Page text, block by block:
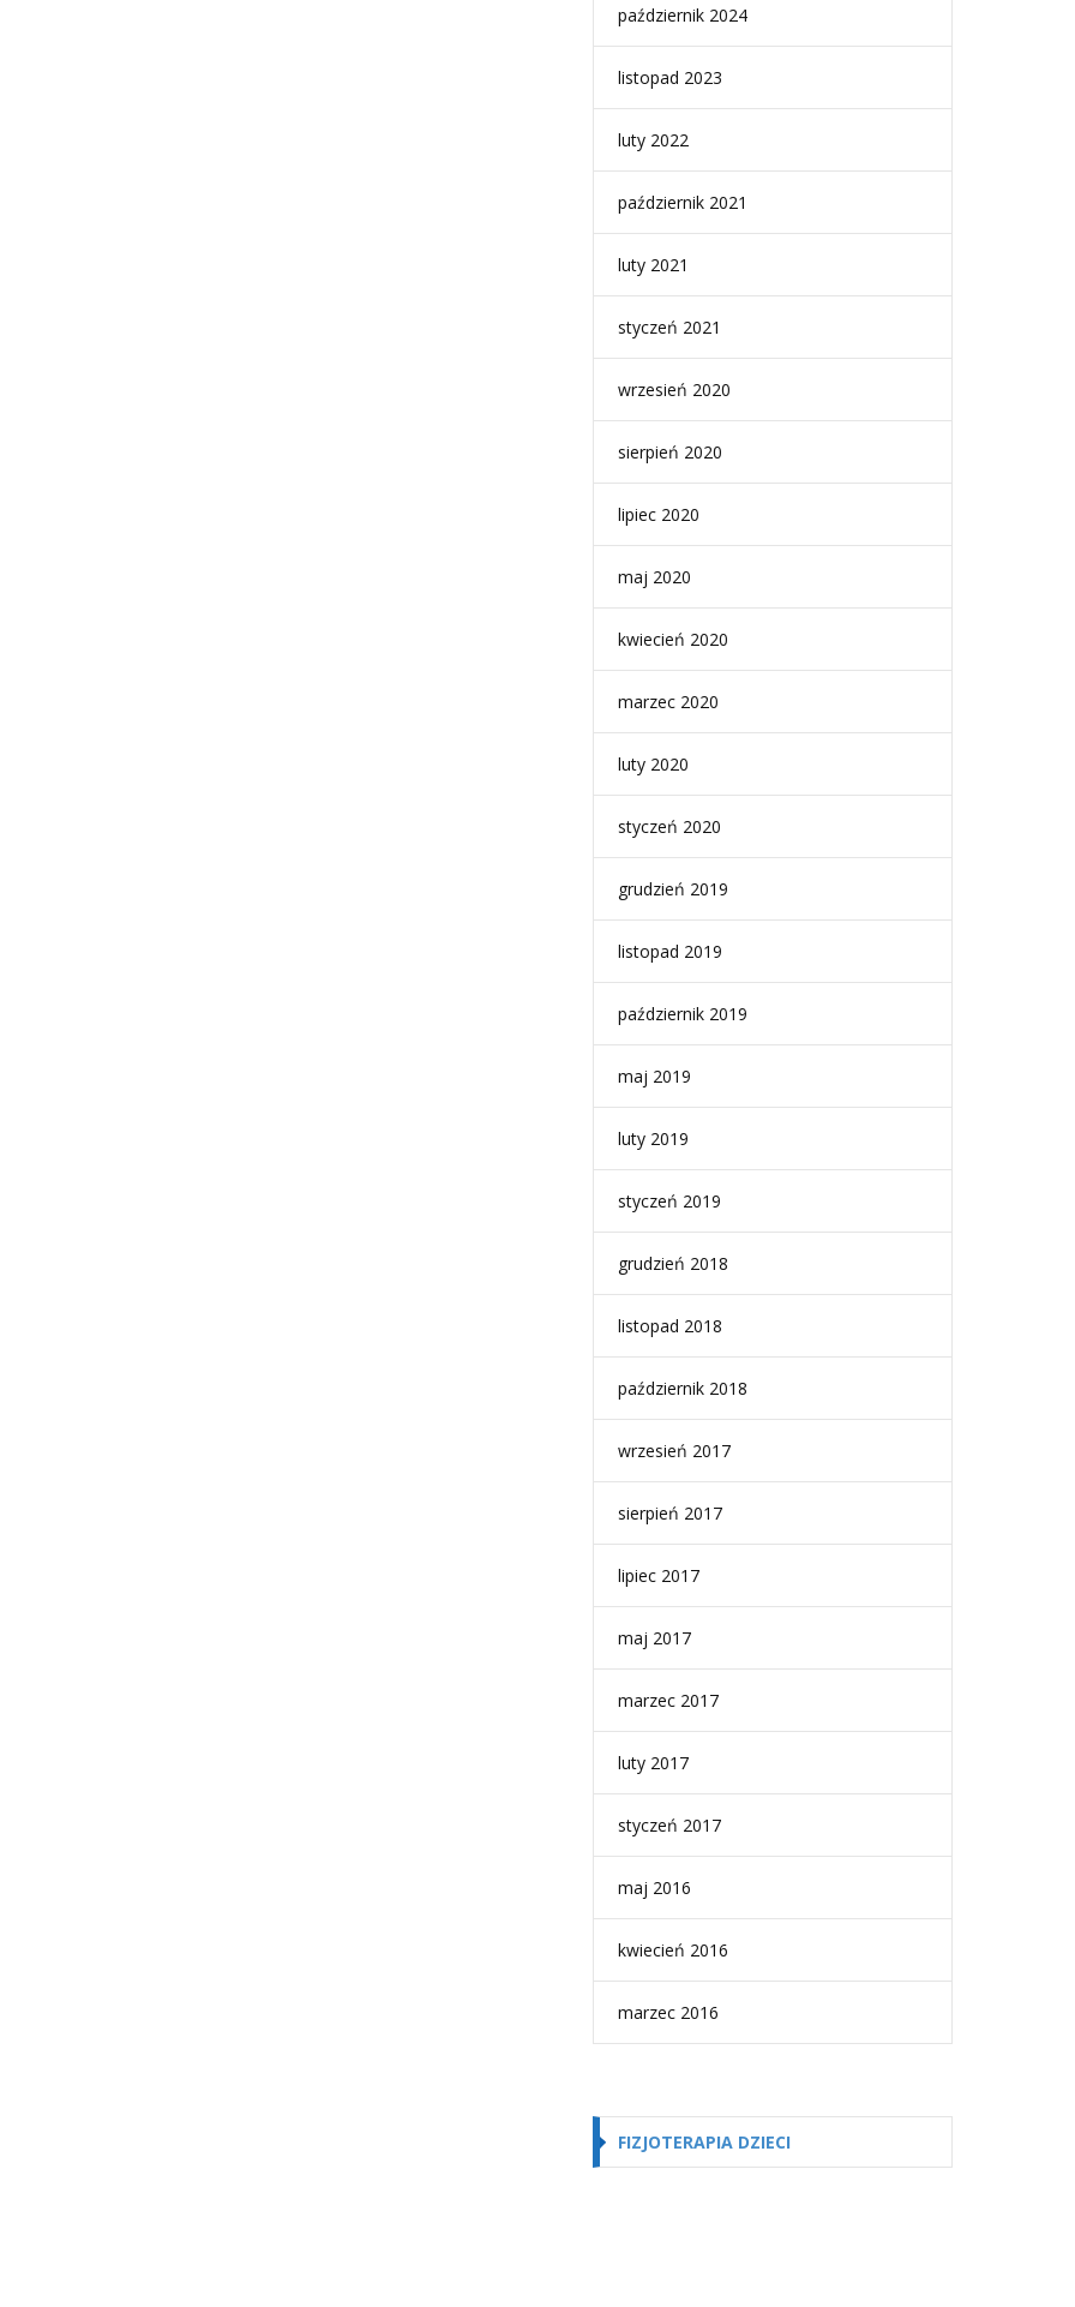
październik 2024
listopad 2023
luty 2022
październik 2021
luty 2021
styczeń 2021
wrzesień 2020
sierpień 2020
lipiec 2020
maj 2020
kwiecień 2020
marzec 2020
luty 2020
styczeń 2020
grudzień 2019
listopad 2019
październik 2019
maj 2019
luty 2019
styczeń 2019
grudzień 2018
listopad 2018
październik 2018
wrzesień 2017
sierpień 2017
lipiec 2017
maj 2017
marzec 2017
luty 2017
styczeń 2017
maj 2016
kwiecień 2016
marzec 2016
FIZJOTERAPIA DZIECI